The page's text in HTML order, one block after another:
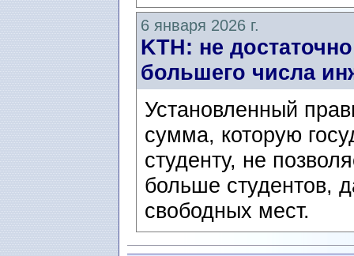
6 января 2026 г.
KTH: не
большего числа
Установленный
сумма, которую
студенту, не
больше студентов,
свободных мест.